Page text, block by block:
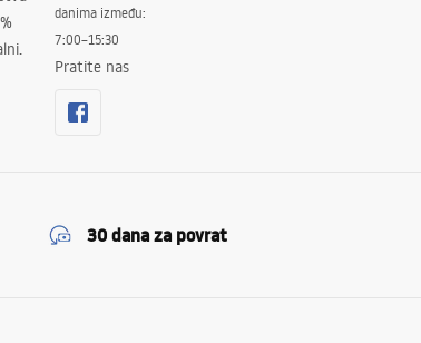
danima između:
7:00–15:30
Pratite nas
30 dana za povrat